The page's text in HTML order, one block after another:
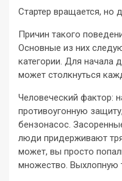
Стартер вращается, но
Причин такого
Основные из них
категории. Для начала
может столкнуться
Человеческий фактор:
противоугонную
бензонасос.
люди придерживают
может, вы просто
множество. Выхлопную